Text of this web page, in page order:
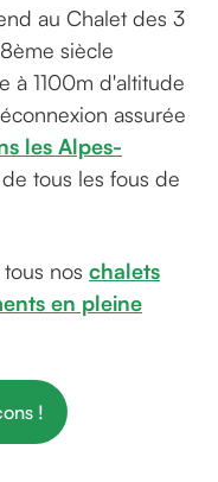
au Chalet des 3
siècle
à 1100m d'altitude
assurée
les Alpes-
tous les fous de
nos chalets
en pleine
!